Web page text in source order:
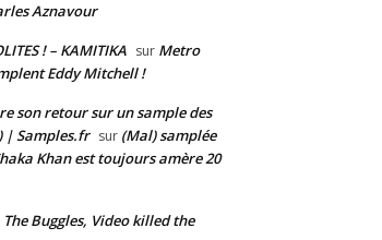
Aznavour
! – KAMITIKA sur Metro
Eddy Mitchell !
son retour sur un sample des
| Samples.fr sur (Mal) samplée
Khan est toujours amère 20
The Buggles, Video killed the